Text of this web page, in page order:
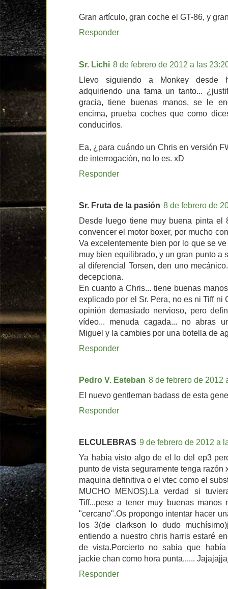
Gran artículo, gran coche el GT-86, y
Responder
Sr. Lichi 8 de febrero de 2012 a las
Llevo siguiendo a Monkey desde
adquiriendo una fama un tanto...
gracia, tiene buenas manos, se le
encima, prueba coches que como
conducirlos.
Ea, ¿para cuándo un Chris en versión
de interrogación, no lo es. xD
Responder
Sr. Fruta de la pasión 8 de febrero de
Desde luego tiene muy buena pinta el
convencer el motor boxer, por mucho
Va excelentemente bien por lo que se
muy bien equilibrado, y un gran punto a
al diferencial Torsen, den uno
decepciona.
En cuanto a Chris... tiene buenas
explicado por el Sr. Pera, no es ni Tiff ni
opinión demasiado nervioso, pero
vídeo... menuda cagada... no abras
Miguel y la cambies por una botella de
Responder
Pedro V. Esteban 8 de febrero de 2012
El nuevo gentleman badass de esta
Responder
ELCULEBRAS 9 de febrero de 2012 a
Ya había visto algo de el lo del ep3
punto de vista seguramente tenga
maquina definitiva o el vtec como el
MUCHO MENOS).La verdad si
Tiff...pese a tener muy buenas manos
"cercano".Os propongo intentar hacer
los 3(de clarkson lo dudo
entiendo a nuestro chris harris estaré
de vista.Porcierto no sabia que
jackie chan como hora punta......
Responder